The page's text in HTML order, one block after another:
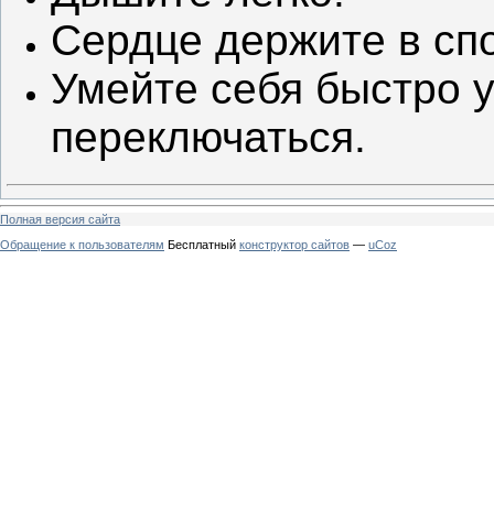
Сердце держите в
Умейте себя быстро
переключаться.
Полная версия сайта
Обращение к пользователям Бесплатный конструктор сайтов — uCoz